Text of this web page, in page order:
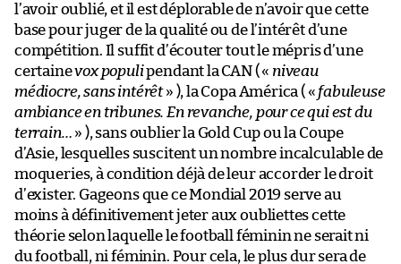
l’avoir oublié, et il est déplorable de n’avoir que cette
base pour juger de la qualité ou de l’intérêt d’une
compétition. Il suffit d’écouter tout le mépris d’une
certainevox populipendant la CAN ( « niveau
médiocre, sans intérêt» ), la Copa América ( « fabuleuse
ambiance en tribunes. En revanche, pour ce qui est du
terrain… » ), sans oublier la Gold Cup ou la Coupe
d’Asie, lesquelles suscitent un nombre incalculable de
moqueries, à condition déjà de leur accorder le droit
d’exister. Gageons que ce Mondial 2019 serve au
moins à définitivement jeter aux oubliettes cette
théorie selon laquelle le football féminin ne serait ni
du football, ni féminin. Pour cela, le plus dur sera de